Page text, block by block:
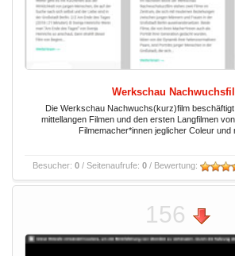
Werkschau
Die Werkschau Nachwuchs(kurz)film beschäftigt
mittellangen Filmen und den ersten Langfilmen
Filmemacher*innen jeglicher Coleur
Besucher: 0/ Seitenaufrufe: 0/ Bewertung:
156